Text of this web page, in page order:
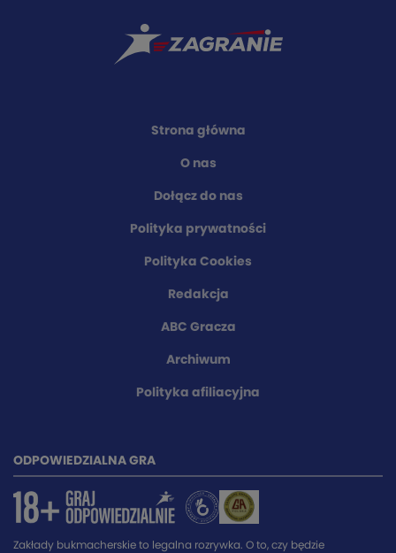
Strona główna
O nas
Dołącz do nas
Polityka prywatności
Polityka Cookies
Redakcja
ABC Gracza
Archiwum
Polityka afiliacyjna
ODPOWIEDZIALNA GRA
Zakłady bukmacherskie to legalna rozrywka. O to, czy będzie